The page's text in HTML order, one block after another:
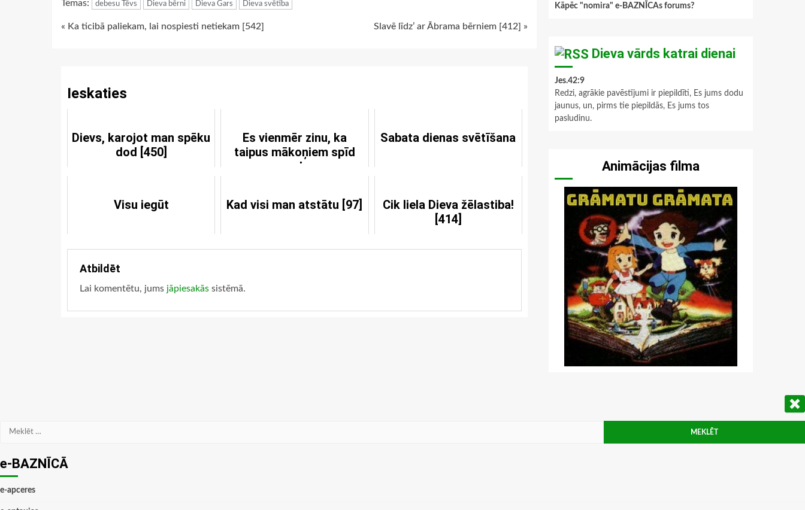
Tēmas: debesu Tēvs Dieva bērni Dieva Gars Dieva svētība
Continue
« Ka ticibā paliekam, lai nospiesti netiekam [542] Slavē līdz’ ar Ābrama bērniem [412] »
Ieskaties
Dievs, karojot man spēku
dod [450]
Es vienmēr zinu, ka
taipus mākoņiem spīd
saule
Sabata dienas svētīšana
Visu iegūt Kad visi man atstātu [97]
Cik liela Dieva žēlastiba!
[414]
Atbildēt
Lai komentētu, jums jāpiesakās sistēmā.
Kāpēc "nomira" e-BAZNĪCAs forums?
Dieva vārds katrai dienai
Jes.42:9
Redzi, agrākie pavēstījumi ir piepildīti, Es jums dodu
jaunus, un, pirms tie piepildās, Es jums tos
pasludinu.
Animācijas filma
Meklēt:
e-BAZNĪCĀ
e-apceres